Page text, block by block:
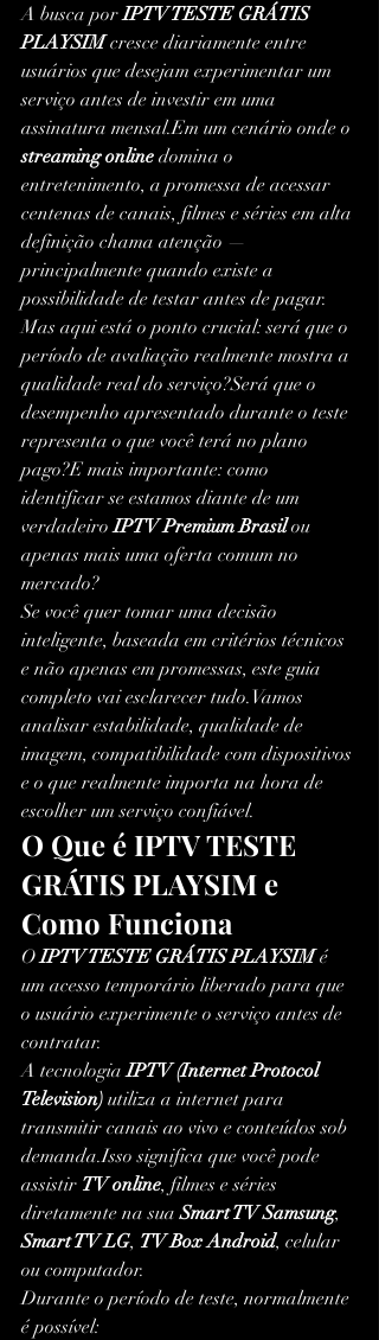
A busca por IPTV TESTE GRÁTIS
PLAYSIM cresce diariamente entre
usuários que desejam experimentar um
serviço antes de investir em uma
assinatura mensal.Em um cenário onde o
streaming online domina o
entretenimento, a promessa de acessar
centenas de canais, filmes e séries em alta
definição chama atenção —
principalmente quando existe a
possibilidade de testar antes de pagar.
Mas aqui está o ponto crucial: será que o
período de avaliação realmente mostra a
qualidade real do serviço?Será que o
desempenho apresentado durante o teste
representa o que você terá no plano
pago?E mais importante: como
identificar se estamos diante de um
verdadeiro IPTV Premium Brasil ou
apenas mais uma oferta comum no
mercado?
Se você quer tomar uma decisão
inteligente, baseada em critérios técnicos
e não apenas em promessas, este guia
completo vai esclarecer tudo.Vamos
analisar estabilidade, qualidade de
imagem, compatibilidade com dispositivos
e o que realmente importa na hora de
escolher um serviço confiável.
O Que é IPTV TESTE
GRÁTIS PLAYSIM e
Como Funciona
O IPTV TESTE GRÁTIS PLAYSIM é
um acesso temporário liberado para que
o usuário experimente o serviço antes de
contratar.
A tecnologia IPTV (Internet Protocol
Television) utiliza a internet para
transmitir canais ao vivo e conteúdos sob
demanda.Isso significa que você pode
assistir TV online, filmes e séries
diretamente na sua Smart TV Samsung,
Smart TV LG, TV Box Android, celular
ou computador.
Durante o período de teste, normalmente
é possível: